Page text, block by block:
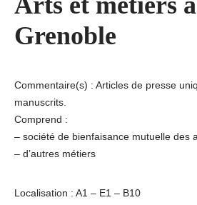
Grenoble
Commentaire(s) : Articles de presse
manuscrits.
Comprend :
– société de bienfaisance mutuelle des
– d’autres métiers
Localisation : A1 – E1 – B10